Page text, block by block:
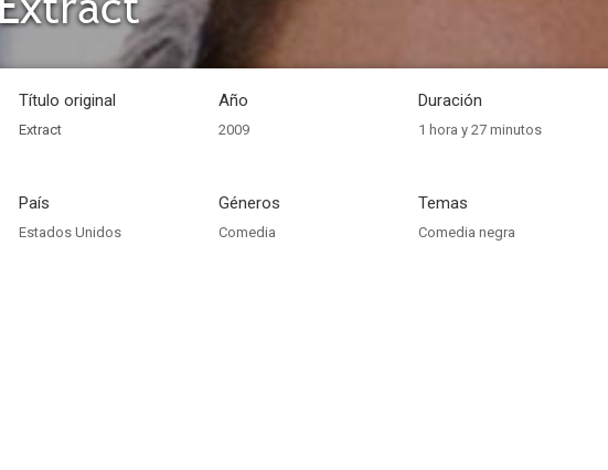
Título original
Extract
Año
2009
Duración
1 hora y 27 minutos
País
Estados Unidos
Géneros
Comedia
Temas
Comedia negra